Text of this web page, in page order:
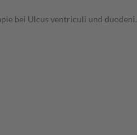
bei Ulcus ventriculi und duodeni.